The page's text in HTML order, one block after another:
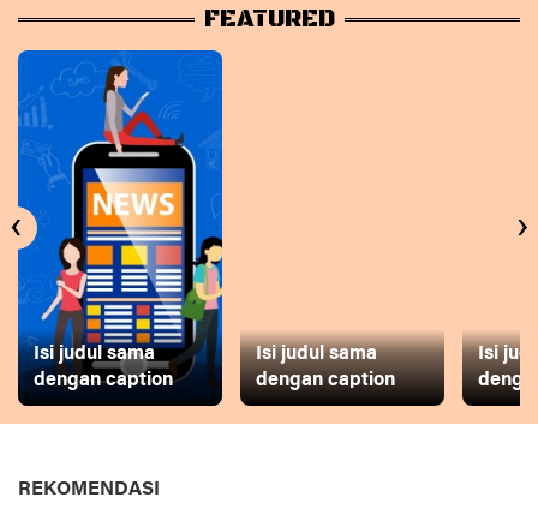
FEATURED
Isi judul sama
dengan caption
Isi judul sama
dengan caption
Isi
‹ ›
REKOMENDASI